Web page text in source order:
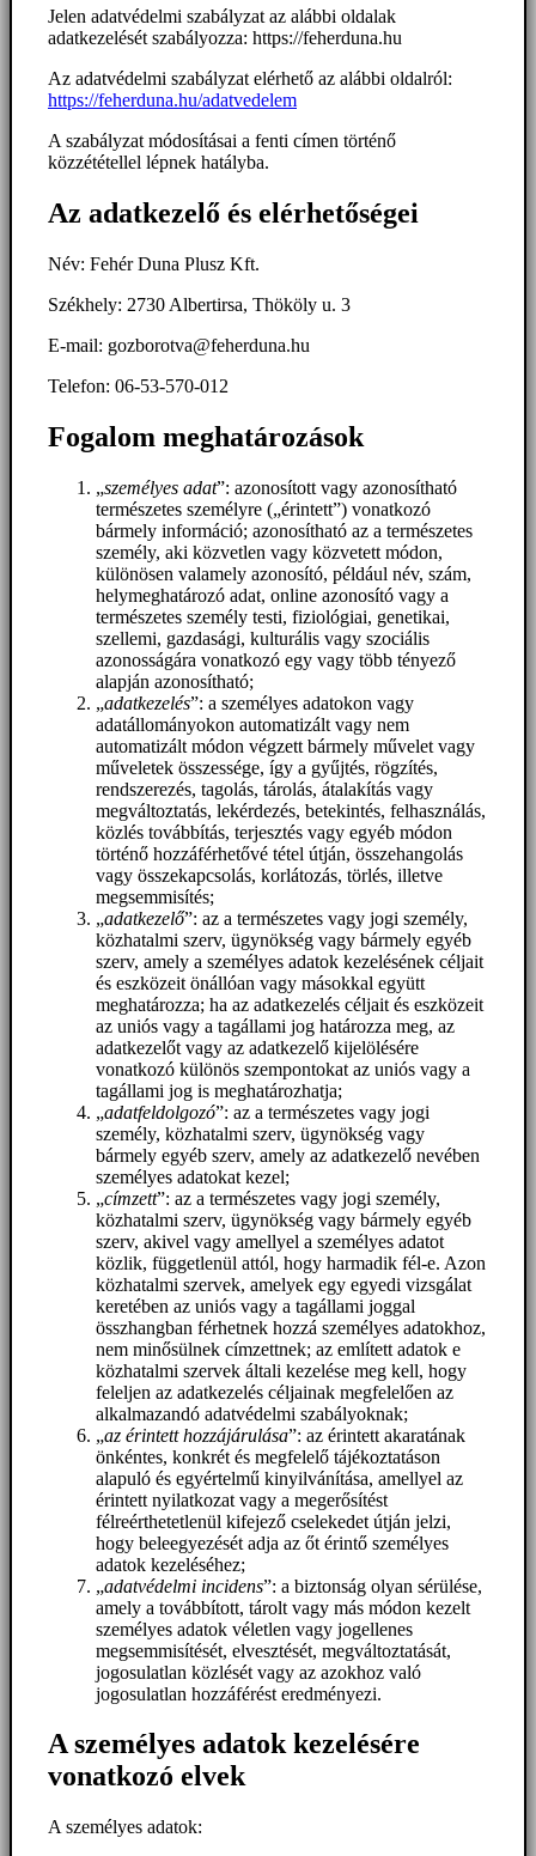
Jelen adatvédelmi szabályzat az alábbi oldalak
adatkezelését szabályozza: https://feherduna.hu
Az adatvédelmi szabályzat elérhető az alábbi oldalról:
https://feherduna.hu/adatvedelem
A szabályzat módosításai a fenti címen történő
közzététellel lépnek hatályba.
Az adatkezelő és elérhetőségei
Név: Fehér Duna Plusz Kft.
Székhely: 2730 Albertirsa, Thököly u. 3
E-mail: gozborotva@feherduna.hu
Telefon: 06-53-570-012
Fogalom meghatározások
„személyes adat”: azonosított vagy azonosítható
természetes személyre („érintett”) vonatkozó
bármely információ; azonosítható az a természetes
személy, aki közvetlen vagy közvetett módon,
különösen valamely azonosító, például név, szám,
helymeghatározó adat, online azonosító vagy a
természetes személy testi, fiziológiai, genetikai,
szellemi, gazdasági, kulturális vagy szociális
azonosságára vonatkozó egy vagy több tényező
alapján azonosítható;
„adatkezelés”: a személyes adatokon vagy
adatállományokon automatizált vagy nem
automatizált módon végzett bármely művelet vagy
műveletek összessége, így a gyűjtés, rögzítés,
rendszerezés, tagolás, tárolás, átalakítás vagy
megváltoztatás, lekérdezés, betekintés, felhasználás,
közlés továbbítás, terjesztés vagy egyéb módon
történő hozzáférhetővé tétel útján, összehangolás
vagy összekapcsolás, korlátozás, törlés, illetve
megsemmisítés;
„adatkezelő”: az a természetes vagy jogi személy,
közhatalmi szerv, ügynökség vagy bármely egyéb
szerv, amely a személyes adatok kezelésének céljait
és eszközeit önállóan vagy másokkal együtt
meghatározza; ha az adatkezelés céljait és eszközeit
az uniós vagy a tagállami jog határozza meg, az
adatkezelőt vagy az adatkezelő kijelölésére
vonatkozó különös szempontokat az uniós vagy a
tagállami jog is meghatározhatja;
„adatfeldolgozó”: az a természetes vagy jogi
személy, közhatalmi szerv, ügynökség vagy
bármely egyéb szerv, amely az adatkezelő nevében
személyes adatokat kezel;
„címzett”: az a természetes vagy jogi személy,
közhatalmi szerv, ügynökség vagy bármely egyéb
szerv, akivel vagy amellyel a személyes adatot
közlik, függetlenül attól, hogy harmadik fél-e. Azon
közhatalmi szervek, amelyek egy egyedi vizsgálat
keretében az uniós vagy a tagállami joggal
összhangban férhetnek hozzá személyes adatokhoz,
nem minősülnek címzettnek; az említett adatok e
közhatalmi szervek általi kezelése meg kell, hogy
feleljen az adatkezelés céljainak megfelelően az
alkalmazandó adatvédelmi szabályoknak;
„az érintett hozzájárulása”: az érintett akaratának
önkéntes, konkrét és megfelelő tájékoztatáson
alapuló és egyértelmű kinyilvánítása, amellyel az
érintett nyilatkozat vagy a megerősítést
félreérthetetlenül kifejező cselekedet útján jelzi,
hogy beleegyezését adja az őt érintő személyes
adatok kezeléséhez;
„adatvédelmi incidens”: a biztonság olyan sérülése,
amely a továbbított, tárolt vagy más módon kezelt
személyes adatok véletlen vagy jogellenes
megsemmisítését, elvesztését, megváltoztatását,
jogosulatlan közlését vagy az azokhoz való
jogosulatlan hozzáférést eredményezi.
A személyes adatok kezelésére
vonatkozó elvek
A személyes adatok: